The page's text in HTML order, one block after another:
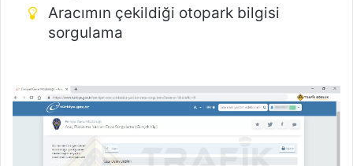
Aracımın çekildiği otopark bilgisi
sorgulama